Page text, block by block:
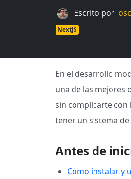
Escrito por
NextJS
En el desarrollo
una de las mejores
sin complicarte con
tener un sistema
Antes de
Cómo instalar y